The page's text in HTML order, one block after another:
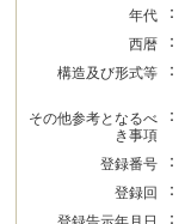
年代
：
西暦
：
構造及び形式等
：
その他参考となるべ
き事項
：
登録番号 ：
登録回
：
：